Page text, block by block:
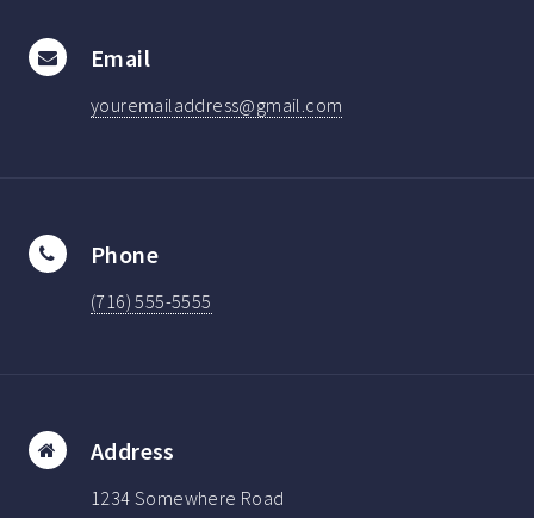
Email
youremailaddress@gmail.com
Phone
(716) 555-5555
Address
1234 Somewhere Road